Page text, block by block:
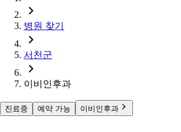
병원 찾기
서천군
이비인후과
진료중 예약 가능 이비인후과